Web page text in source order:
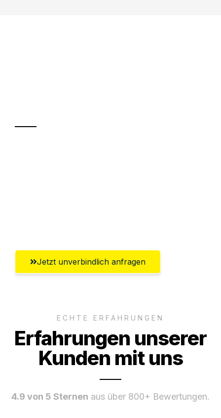
Jetzt unverbindlich anfragen
ECHTE ERFAHRUNGEN
Erfahrungen unserer
Kunden mit uns
4.9 von 5 Sternen aus über 800+ Bewertungen.